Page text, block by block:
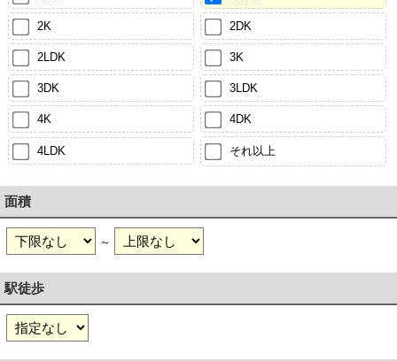
2K 2DK
2LDK 3K
3DK 3LDK
4K 4DK
4LDK それ以上
面積
～
駅徒歩